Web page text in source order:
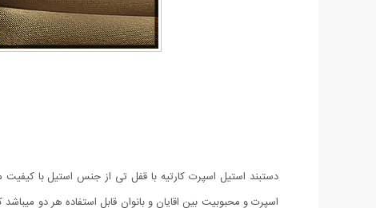
دستبند استیل اسپرت کارتیه با قفل تی از جنس استیل با
اسپرت و محبوبیت بین اقایان و بانوان قابل استفاده هر دو